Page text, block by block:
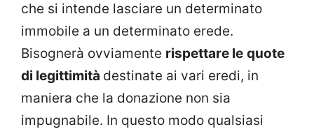
che si intende lasciare un determinato
immobile a un determinato erede.
Bisognerà ovviamente rispettare le quote
di legittimità destinate ai vari eredi, in
maniera che la donazione non sia
impugnabile. In questo modo qualsiasi